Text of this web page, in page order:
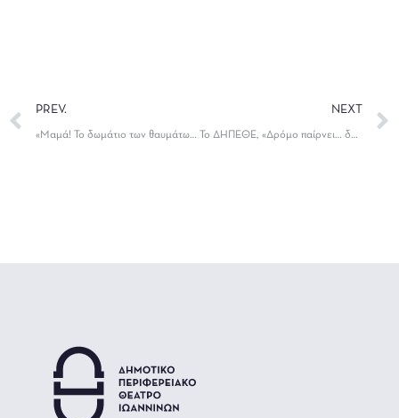
PREV.
«Μαμά! Το δωμάτιο των θαυμάτων», ξανά στο Θέατρο «Καμπέρειο»
NEXT
Το ΔΗΠΕΘΕ, «Δρόμο παίρνει… δρόμο αφήνει»